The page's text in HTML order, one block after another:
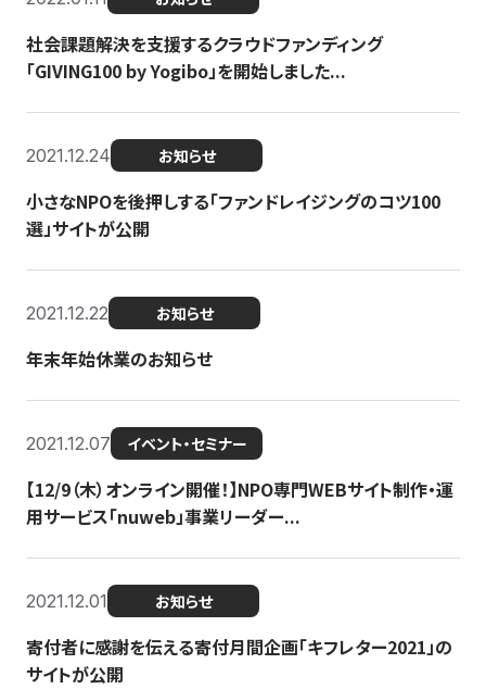
社会課題解決を支援するクラウドファンディング
「GIVING100 by Yogibo」を開始しました...
2021.12.24 お知らせ
小さなNPOを後押しする「ファンドレイジングのコツ100
選」サイトが公開
2021.12.22 お知らせ
年末年始休業のお知らせ
2021.12.07 イベント・セミナー
【12/9（木）オンライン開催！】NPO専門WEBサイト制作・運
用サービス「nuweb」事業リーダー...
2021.12.01 お知らせ
寄付者に感謝を伝える寄付月間企画「キフレター2021」の
サイトが公開